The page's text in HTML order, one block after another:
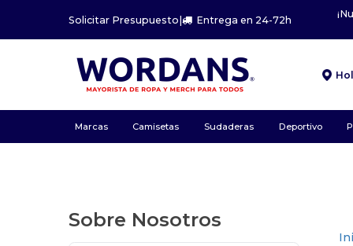
Solicitar Presupuesto| Entrega en 24-72h
Marcas Camisetas Sudaderas Deportivo
Sobre Nosotros